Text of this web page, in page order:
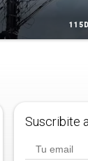
115D
Suscribite